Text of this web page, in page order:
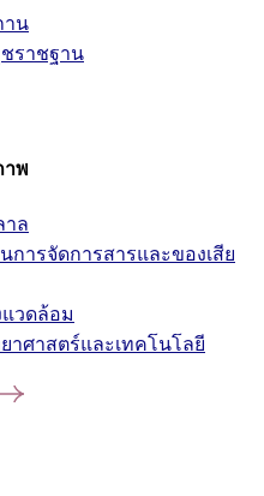
น
ราชฐาน
าพ
าล
การจัดการสารและของเสีย
วดล้อม
าศาสตร์และเทคโนโลยี